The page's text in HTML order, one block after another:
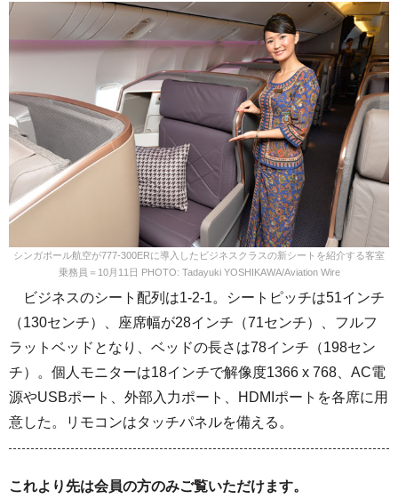
シンガポール航空が777-300ERに導入したビジネスクラスの新シートを紹介する客室
乗務員＝10月11日 PHOTO: Tadayuki YOSHIKAWA/Aviation Wire
ビジネスのシート配列は1-2-1。シートピッチは51インチ
（130センチ）、座席幅が28インチ（71センチ）、フルフ
ラットベッドとなり、ベッドの長さは78インチ（198セン
チ）。個人モニターは18インチで解像度1366 x 768、AC電
源やUSBポート、外部入力ポート、HDMIポートを各席に用
意した。リモコンはタッチパネルを備える。
これより先は会員の方のみご覧いただけます。